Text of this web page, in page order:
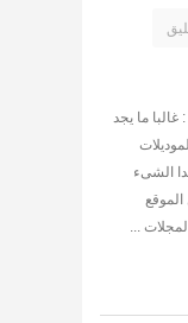
ما يجد
الشىء
...